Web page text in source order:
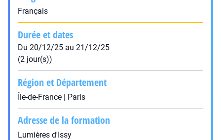
Français
Durée et dates
Du 20/12/25 au 21/12/25
(2 jour(s))
Région et Département
Île-de-France | Paris
Adresse de la formation
Lumières d'Issy